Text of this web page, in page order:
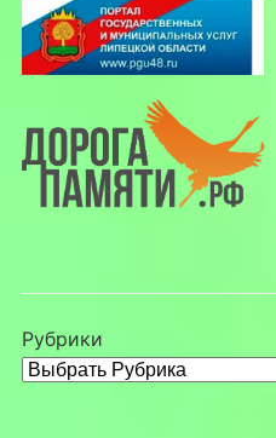
Рубрики